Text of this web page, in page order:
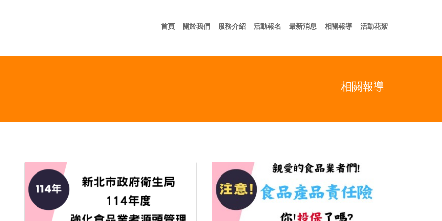
首頁首頁關於我們關於我們
服務介紹服務介紹
活動報名 活動報名
最新消息 最新消息
相關報導相關報導
活動花絮活動花絮
相關報導